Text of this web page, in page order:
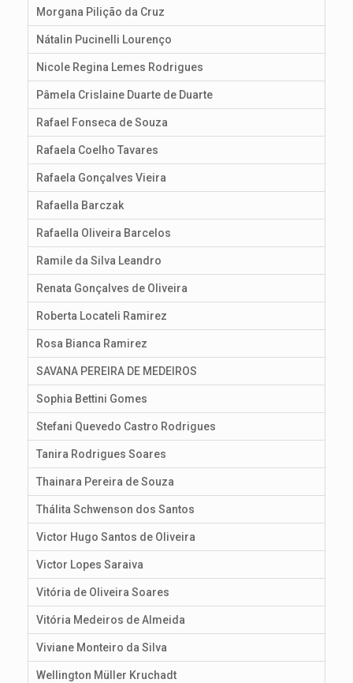
Morgana Pilição da Cruz
Nátalin Pucinelli Lourenço
Nicole Regina Lemes Rodrigues
Pâmela Crislaine Duarte de Duarte
Rafael Fonseca de Souza
Rafaela Coelho Tavares
Rafaela Gonçalves Vieira
Rafaella Barczak
Rafaella Oliveira Barcelos
Ramile da Silva Leandro
Renata Gonçalves de Oliveira
Roberta Locateli Ramirez
Rosa Bianca Ramirez
SAVANA PEREIRA DE MEDEIROS
Sophia Bettini Gomes
Stefani Quevedo Castro Rodrigues
Tanira Rodrigues Soares
Thainara Pereira de Souza
Thálita Schwenson dos Santos
Victor Hugo Santos de Oliveira
Victor Lopes Saraiva
Vitória de Oliveira Soares
Vitória Medeiros de Almeida
Viviane Monteiro da Silva
Wellington Müller Kruchadt